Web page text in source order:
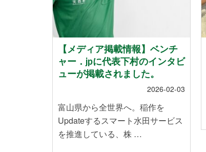
【メディア掲載情報】ベンチ
ャー．jpに代表下村のインタビ
ューが掲載されました。
2026-02-03
富山県から全世界へ。稲作を
Updateするスマート水田サービス
を推進している、株 …